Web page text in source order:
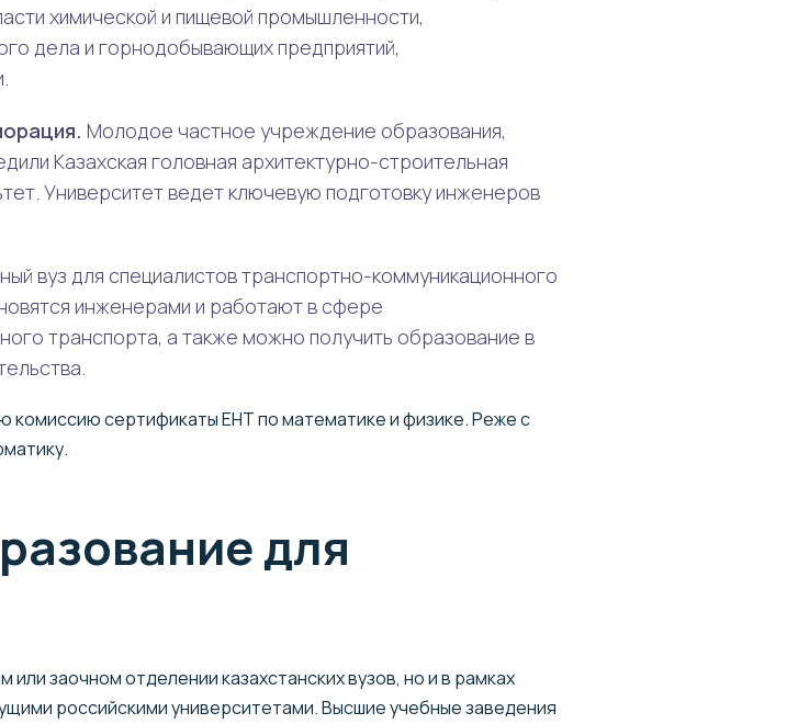
химической и пищевой промышленности,
дела и горнодобывающих предприятий,
Молодое частное учреждение образования,
Казахская головная архитектурно-строительная
Университет ведет ключевую подготовку инженеров
вуз для специалистов транспортно-коммуникационного
инженерами и работают в сфере
транспорта, а также можно получить образование в
комиссию сертификаты ЕНТ по математике и физике. Реже с
для
заочном отделении казахстанских вузов, но и в рамках
российскими университетами. Высшие учебные заведения